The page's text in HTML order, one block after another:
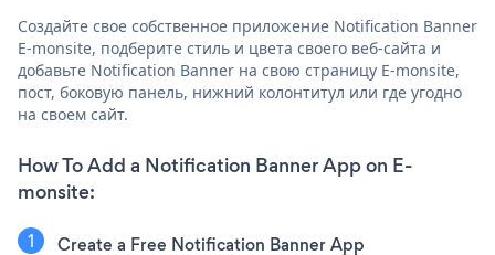
Создайте свое собственное приложение Notification Banner
E-monsite, подберите стиль и цвета своего веб-сайта и
добавьте Notification Banner на свою страницу E-monsite,
пост, боковую панель, нижний колонтитул или где угодно
на своем сайт.
How To Add a Notification Banner App on E-
monsite:
Create a Free Notification Banner App